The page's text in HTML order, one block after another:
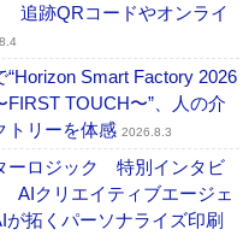
追跡QRコードやオンライ
Smart Factory 2026
TOUCH〜”、人の介
トリーを体感 2026.8.3
ーロジック 特別インタビ
AIクリエイティブエージェ
拓くパーソナライズ印刷